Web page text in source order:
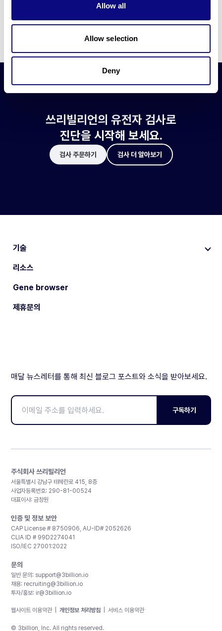
Allow all
Allow selection
Deny
쓰리빌리언의 유전자 검사로
진단을 시작해 보세요.
검사 주문하기 검사 더 알아보기
기술
리소스
Gene browser
제휴문의
매달 뉴스레터를 통해 최신 블로그 포스트와 소식을 받아보세요.
구독하기
주식회사 쓰리빌리언
서울특별시 강남구 테헤란로 415, 8층
사업자등록번호: 290-81-00524
대표이사: 금창원
인증 및 정보 보안
CAP License # 8750906, AU-ID# 2052626
CLIA ID # 99D2274041
ISO/IEC 27001:2022
문의
일반 문의: support@3billion.io
채용: recruiting@3billion.io
투자/홍보: ir@3billion.io
웹사이트 이용약관 개인정보 처리방침 서비스 이용약관
© 3billion, Inc. All rights reserved.